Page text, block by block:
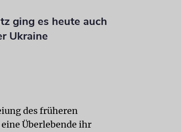
ging es heute auch
Ukraine
des früheren
Überlebende ihr